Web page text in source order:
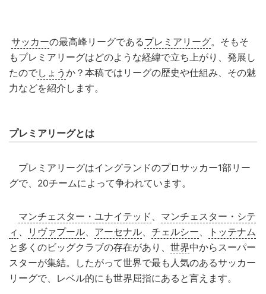
サッカーの最高峰リーグであるプレミアリーグ。そもそ
もプレミアリーグはどのような経緯で立ち上がり、発展し
たのでしょう か？本稿ではリーグの歴史や仕組み、その魅
力などを紹介します。
プレミアリーグとは
プレミアリーグはイングランドのプロサッカー1部リー
グで、20チームによって争われています。
マンチェスター・ユナイテッド 、 マンチェスター・シテ
ィ 、 リヴァプール、 アーセナル、 チェルシー、
トッテナム
と多くのビッグクラブの存在があり、 世界中からスーパー
スターが集結。したがって世界で最も人気のあるサッカー
リーグで、レベル的にも世界屈指にあると言えます。